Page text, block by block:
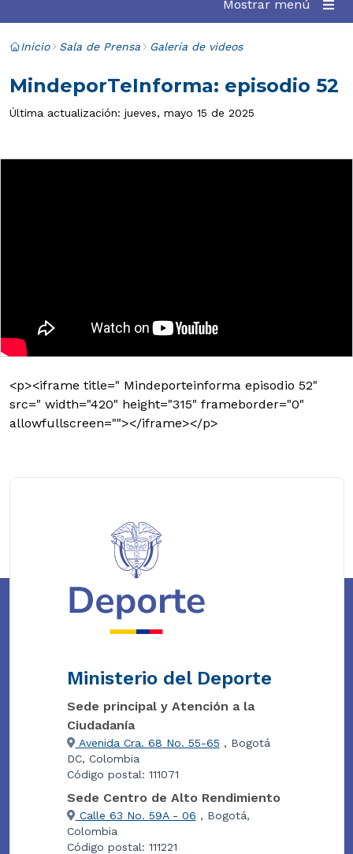
Mostrar menú
Inicio Sala de Prensa Galería de videos
MindeporTeInforma: episodio 52
Última actualización: jueves, mayo 15 de 2025
<p><iframe title=" Mindeporteinforma episodio 52"
src=" width="420" height="315" frameborder="0"
allowfullscreen=""></iframe></p>
Ministerio del Deporte
Sede principal y Atención a la
Ciudadanía
Avenida Cra. 68 No. 55-65 , Bogotá
DC, Colombia
Código postal: 111071
Sede Centro de Alto Rendimiento
Calle 63 No. 59A - 06 , Bogotá,
Colombia
Código postal: 111221